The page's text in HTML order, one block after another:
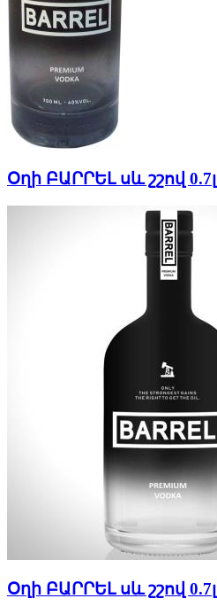
Օղի ԲԱՐՐԵԼ սև շշով 0.7լ
Օղի ԲԱՐՐԵԼ սև շշով 0.7լ